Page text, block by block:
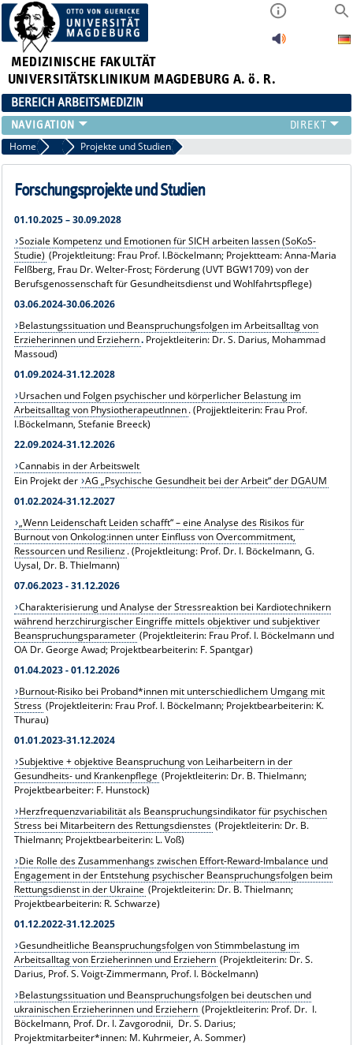
MEDIZINISCHE FAKULTÄT
UNIVERSITÄTSKLINIKUM MAGDEBURG A. ö. R.
BEREICH ARBEITSMEDIZIN
INSTITUT
TEAM
ARBEITSGRUPPEN
LEHRE
FORSCHUNG
PUBLIKATIONEN
AKTUELLES
Home ForschungProjekte und Studien
Forschungsprojekte und Studien
01.10.2025 – 30.09.2028
Soziale Kompetenz und Emotionen für SICH arbeiten lassen (SoKoS-
Studie) (Projektleitung: Frau Prof. I.Böckelmann; Projektteam: Anna-Maria
Felßberg, Frau Dr. Welter-Frost; Förderung (UVT BGW1709) von der
Berufsgenossenschaft für Gesundheitsdienst und Wohlfahrtspflege)
03.06.2024-30.06.2026
Belastungssituation und Beanspruchungsfolgen im Arbeitsalltag von
Erzieherinnen und Erziehern. Projektleiterin: Dr. S. Darius, Mohammad
Massoud)
01.09.2024-31.12.2028
Ursachen und Folgen psychischer und körperlicher Belastung im
Arbeitsalltag von PhysiotherapeutInnen. (Projjektleiterin: Frau Prof.
I.Böckelmann, Stefanie Breeck)
22.09.2024-31.12.2026
Cannabis in der Arbeitswelt
Ein Projekt der AG „Psychische Gesundheit bei der Arbeit“ der DGAUM
01.02.2024-31.12.2027
„Wenn Leidenschaft Leiden schafft“ – eine Analyse des Risikos für
Burnout von Onkolog:innen unter Einfluss von Overcommitment,
Ressourcen und Resilienz. (Projektleitung: Prof. Dr. I. Böckelmann, G.
Uysal, Dr. B. Thielmann)
07.06.2023 - 31.12.2026
Charakterisierung und Analyse der Stressreaktion bei Kardiotechnikern
während herzchirurgischer Eingriffe mittels objektiver und subjektiver
Beanspruchungsparameter (Projektleiterin: Frau Prof. I. Böckelmann und
OA Dr. George Awad; Projektbearbeiterin: F. Spantgar)
01.04.2023 - 01.12.2026
Burnout-Risiko bei Proband*innen mit unterschiedlichem Umgang mit
Stress (Projektleiterin: Frau Prof. I. Böckelmann; Projektbearbeiterin: K.
Thurau)
01.01.2023-31.12.2024
Subjektive + objektive Beanspruchung von Leiharbeitern in der
Gesundheits- und Krankenpflege (Projektleiterin: Dr. B. Thielmann;
Projektbearbeiter: F. Hunstock)
Herzfrequenzvariabilität als Beanspruchungsindikator für psychischen
Stress bei Mitarbeitern des Rettungsdienstes (Projektleiterin: Dr. B.
Thielmann; Projektbearbeiterin: L. Voß)
Die Rolle des Zusammenhangs zwischen Effort-Reward-Imbalance und
Engagement in der Entstehung psychischer Beanspruchungsfolgen beim
Rettungsdienst in der Ukraine (Projektleiterin: Dr. B. Thielmann;
Projektbearbeiterin: R. Schwarze)
01.12.2022-31.12.2025
Gesundheitliche Beanspruchungsfolgen von Stimmbelastung im
Arbeitsalltag von Erzieherinnen und Erziehern (Projektleiterin: Dr. S.
Darius, Prof. S. Voigt-Zimmermann, Prof. I. Böckelmann)
Belastungssituation und Beanspruchungsfolgen bei deutschen und
ukrainischen Erzieherinnen und Erziehern (Projektleiterin: Prof. Dr. I.
Böckelmann, Prof. Dr. I. Zavgorodnii, Dr. S. Darius;
Projektmitarbeiter*innen: M. Kuhrmeier, A. Sommer)